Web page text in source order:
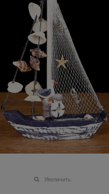
Увеличить